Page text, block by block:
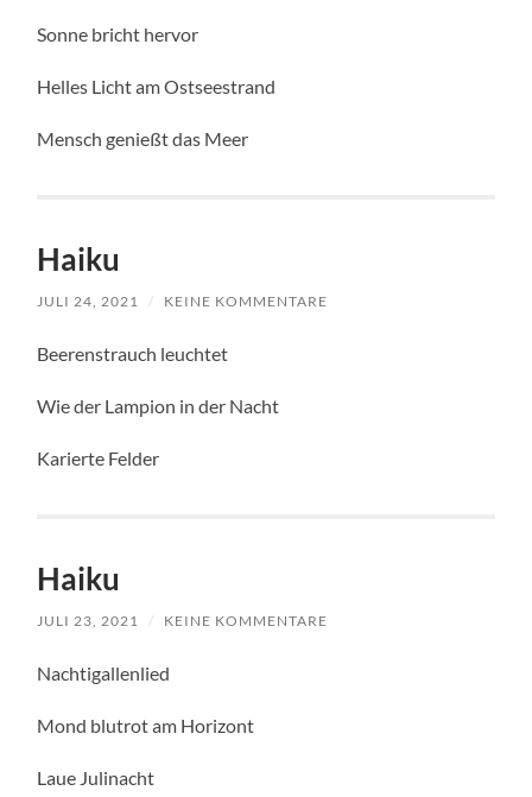
Sonne bricht hervor
Helles Licht am Ostseestrand
Mensch genießt das Meer
Haiku
JULI 24, 2021 / KEINE KOMMENTARE
Beerenstrauch leuchtet
Wie der Lampion in der Nacht
Karierte Felder
Haiku
JULI 23, 2021 / KEINE KOMMENTARE
Nachtigallenlied
Mond blutrot am Horizont
Laue Julinacht